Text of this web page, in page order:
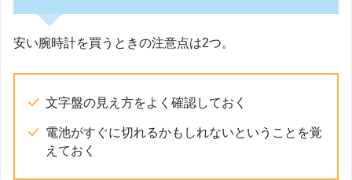
安い腕時計を買うときの注意点は2つ。
文字盤の見え方をよく確認しておく
電池がすぐに切れるかもしれないということを覚
えておく